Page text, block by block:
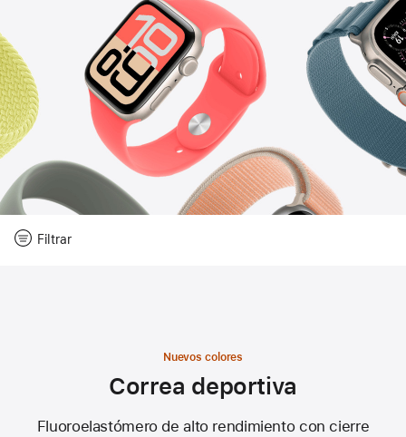
Apple Watch
Filtrar
Restaurar
Nuevos colores
Correa deportiva
Fluoroelastómero de alto rendimiento con cierre